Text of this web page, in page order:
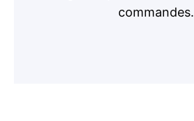
commandes.